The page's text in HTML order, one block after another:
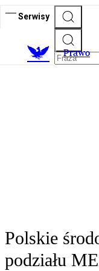
Serwisy
Prawo
Polskie
podziału